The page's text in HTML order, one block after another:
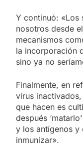
Y continuó: «Los
nosotros desde
mecanismos
la incorporación
sino ya no
Finalmente, en
virus
que hacen es
después
y los antígenos y
inmunizar».